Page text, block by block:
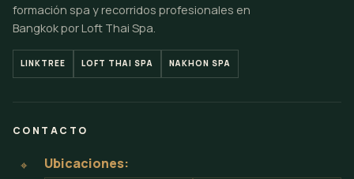
formación spa y recorridos profesionales en
Bangkok por Loft Thai Spa.
LINKTREE LOFT THAI SPA NAKHON SPA
CONTACTO
⌖ Ubicaciones: